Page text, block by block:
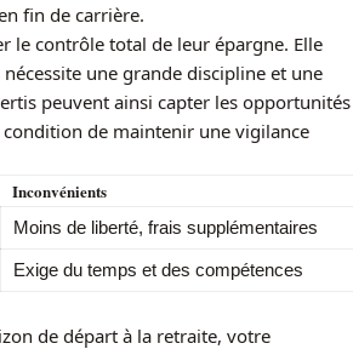
fin de carrière.
le contrôle total de leur épargne. Elle
une grande discipline et une
peuvent ainsi capter les opportunités
de maintenir une vigilance
Inconvénients
Moins de liberté, frais supplémentaires
Exige du temps et des compétences
de départ à la retraite, votre